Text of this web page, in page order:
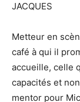
JACQUES
Metteur en
café à qui il
accueille, celle
capacités et
mentor pour